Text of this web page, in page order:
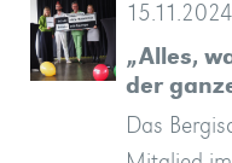
15.11.2024
„Alles,
der
Das